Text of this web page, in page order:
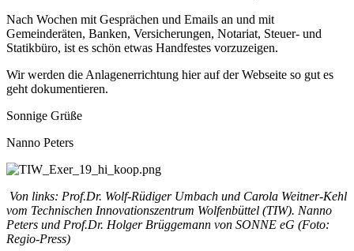
Nach Wochen mit Gesprächen und Emails an und mit
Gemeinderäten, Banken, Versicherungen, Notariat, Steuer- und
Statikbüro, ist es schön etwas Handfestes vorzuzeigen.
Wir werden die Anlagenerrichtung hier auf der Webseite so gut es
geht dokumentieren.
Sonnige Grüße
Nanno Peters
Von links: Prof.Dr. Wolf-Rüdiger Umbach und Carola Weitner-Kehl
vom Technischen Innovationszentrum Wolfenbüttel (TIW). Nanno
Peters und Prof.Dr. Holger Brüggemann von SONNE eG (Foto:
Regio-Press)